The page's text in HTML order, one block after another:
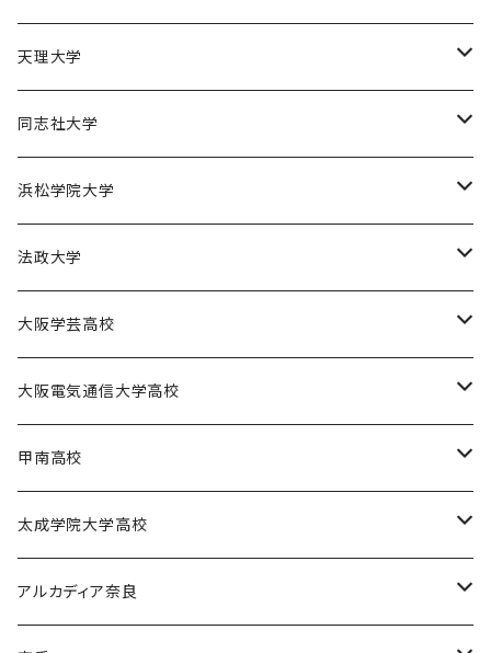
園田学園大学ソフトボール部
園田学園大学陸上競技部
園田学園大学バスケットボール部
天理大学
天理大学男子バスケットボール部
天理大学女子バスケットボール部
天理大学男子バレーボール部
天理大学女子ハンドボール部
同志社大学
同志社大学体育会バスケットボール部
同志社大学体育会サッカー部
浜松学院大学
浜松学院大学男子バスケットボール部
法政大学
法政大学バスケットボール部
大阪学芸高校
大阪学芸高校バスケットボール部
大阪電気通信大学高校
電通高硬式野球部
電通高男子バスケットボール部
甲南高校
甲南高校男子バスケットボール部
甲南高校野球部
太成学院大学高校
太成学院高校男子バスケットボール部
アルカディア奈良